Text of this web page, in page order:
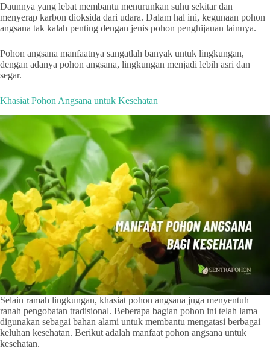
Daunnya yang lebat membantu menurunkan suhu sekitar dan
menyerap karbon dioksida dari udara. Dalam hal ini, kegunaan pohon
angsana tak kalah penting dengan jenis pohon penghijauan lainnya.
Pohon angsana manfaatnya sangatlah banyak untuk lingkungan,
dengan adanya pohon angsana, lingkungan menjadi lebih asri dan
segar.
Khasiat Pohon Angsana untuk Kesehatan
Selain ramah lingkungan, khasiat pohon angsana juga menyentuh
ranah pengobatan tradisional. Beberapa bagian pohon ini telah lama
digunakan sebagai bahan alami untuk membantu mengatasi berbagai
keluhan kesehatan. Berikut adalah manfaat pohon angsana untuk
kesehatan.